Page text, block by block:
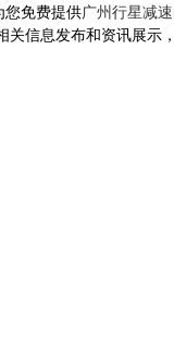
您免费提供广州行星减
信息发布和资讯展示